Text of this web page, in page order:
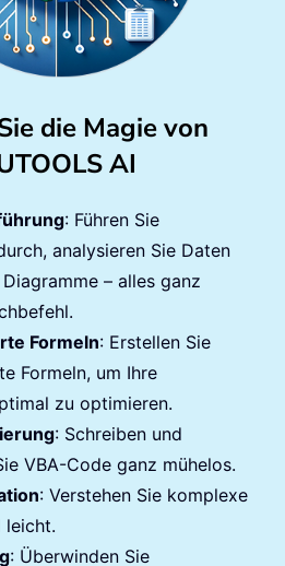
die Magie von
AI
: Führen Sie
analysieren Sie Daten
– alles ganz
Formeln: Erstellen Sie
Formeln, um Ihre
zu optimieren.
: Schreiben und
VBA-Code ganz mühelos.
: Verstehen Sie komplexe
leicht.
: Überwinden Sie